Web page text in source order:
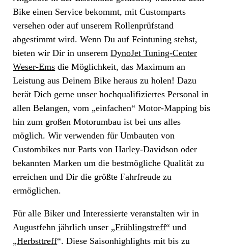
Bike einen Service bekommt, mit Customparts
versehen oder auf unserem Rollenprüfstand
abgestimmt wird. Wenn Du auf Feintuning stehst,
bieten wir Dir in unseremDynoJet Tuning-Center
Weser-Ems die Möglichkeit, das Maximum an
Leistung aus Deinem Bike heraus zu holen! Dazu
berät Dich gerne unser hochqualifiziertes Personal in
allen Belangen, vom „einfachen“ Motor-Mapping bis
hin zum großen Motorumbau ist bei uns alles
möglich. Wir verwenden für Umbauten von
Custombikes nur Parts von Harley-Davidson oder
bekannten Marken um die bestmögliche Qualität zu
erreichen und Dir die größte Fahrfreude zu
ermöglichen.
Für alle Biker und Interessierte veranstalten wir in
Augustfehn jährlich unser „Frühlingstreff“ und
„Herbsttreff“. Diese Saisonhighlights mit bis zu